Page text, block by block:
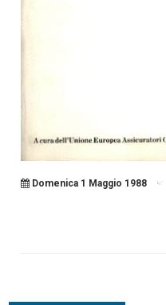
Domenica 1 Maggio 1988